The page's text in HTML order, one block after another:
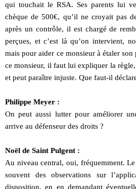
qui touchait le RSA. Ses parents lui
chèque de 500€, qu’il ne croyait pas
après un contrôle, il est chargé de
perçues, et c’est là qu’on intervient,
mais pour aider ce monsieur à étaler son
ce monsieur, il faut lui expliquer la règle,
et peut paraître injuste. Que faut-il
Philippe Meyer :
On peut aussi lutter pour améliorer
arrive au défenseur des droits ?
Noël de Saint Pulgent :
Au niveau central, oui, fréquemment.
souvent des observations sur
disposition, en en demandant